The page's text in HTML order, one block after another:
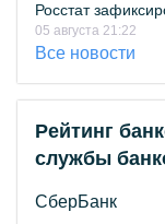
Росстат
05 августа 21:22
Все новости
Рейтинг
службы
СберБанк